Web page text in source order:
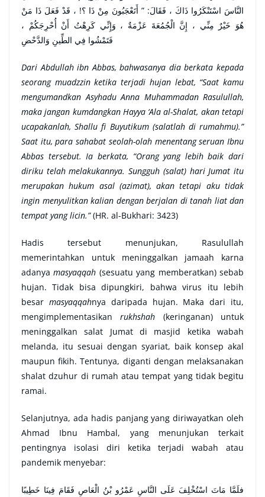
النَّاسَ اسْتَنْكَرُوا ذَاكَ ، فَقَالَ: ” أَتَعْجَبُونَ مِنْ ذَا ؟! ، قَدْ فَعَلَ ذَا مَنْ
هُوَ خَيْرٌ مِنِّي ، إِنَّ الْجُمُعَةَ عَزْمَةٌ ، وَإِنِّي كَرِهْتُ أَنْ أُحْرِجَكُمْ ،
فَتَمْشُوا فِي الطِّينِ وَالدَّحْضِ
Dari Abdullah ibn Abbas, bahwasanya dia berkata kepada
seorang muadzzin ketika terjadi hujan lebat, “Saat kamu
mengumandkan Asyhadu Anna Muhammadan Rasulullah,
maka jangan kumdangkan Hayya ‘Ala al-Shalat, akan tetapi
ucapakanlah, Shallu fi Buyutikum (salatlah di rumahmu).”
Saat itu, para sahabat seolah-olah menentang seruan Ibnu
Abbas tersebut. Ia berkata, “Orang yang lebih baik dari
diriku telah melakukannya. Sungguh (salat) hari Jumat itu
merupakan hukum asal (azimat), akan tetapi aku tidak
ingin menyulitkan kalian dengan berjalan di tanah liat dan
tempat yang licin.”(HR. al-Bukhari: 3423)
Hadis tersebut menunjukan, Rasulullah
memerintahkan untuk meninggalkan jamaah karna
adanyamasyaqqah (sesuatu yang memberatkan) sebab
hujan. Tidak bisa dipungkiri, bahwa virus itu lebih
besar masyaqqahnya daripada hujan. Maka dari itu,
mengimplementasikanrukhshah (keringanan) untuk
meninggalkan salat Jumat di masjid ketika wabah
melanda, itu sesuai dengan syariat, baik konsep akal
maupun fikih. Tentunya, diganti dengan melaksanakan
shalat dzuhur di rumah atau tempat yang tidak begitu
ramai.
Selanjutnya, ada hadis panjang yang diriwayatkan oleh
Ahmad Ibnu Hambal, yang menunjukan terkait
pentingnya isolasi diri ketika terjadi wabah atau
pandemik menyebar:
فلَمَّا مَاتَ اسْتُخْلِفَ عَلَى النَّاسِ عَمْرُو بْنُ الْعَاصِ فَقَامَ فِينَا خَطِيبًا